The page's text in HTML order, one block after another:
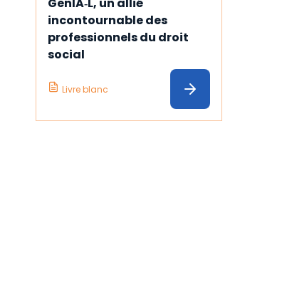
incontournable des
professionnels du droit
social
Livre blanc